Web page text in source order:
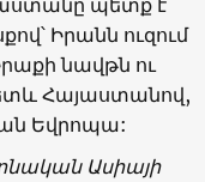
Իրանն ուզում
նավթն ու
Հայաստանով,
Եվրոպա:
Ասիայի